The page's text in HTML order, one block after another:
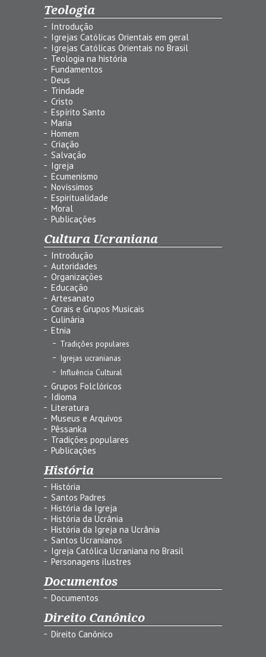
Teologia
Introdução
Igrejas Católicas Orientais em geral
Igrejas Católicas Orientais no Brasil
Teologia na história
Fundamentos
Deus
Trindade
Cristo
Espírito Santo
Maria
Homem
Criação
Salvação
Igreja
Ecumenismo
Novíssimos
Espiritualidade
Moral
Publicações
Cultura Ucraniana
Introdução
Autoridades
Organizações
Educação
Artesanato
Corais e Grupos Musicais
Culinária
Etnia
Tradições populares
Igrejas ucranianas
Influência Cultural
Grupos Folclóricos
Idioma
Literatura
Museus e Arquivos
Pêssanka
Tradições populares
Publicações
História
História
Santos Padres
História da Igreja
História da Ucrânia
História da Igreja na Ucrânia
Santos Ucranianos
Igreja Católica Ucraniana no Brasil
Personagens ilustres
Documentos
Documentos
Direito Canônico
Direito Canônico